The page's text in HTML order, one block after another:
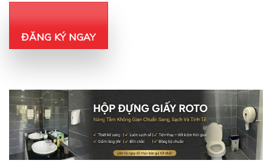
ĐĂNG KÝ NGAY